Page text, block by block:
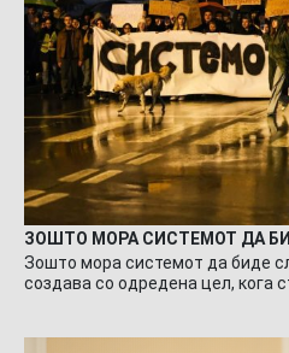
ЗОШТО МОРА СИСТЕМОТ ДА
Зошто мора системот да биде
создава со одредена цел, кога